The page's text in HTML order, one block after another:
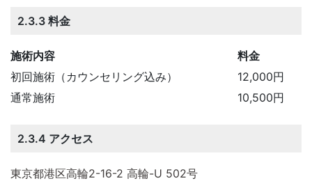
2.3.3 料金
施術内容
料金
初回施術（カウンセリング込み）
12,000円
通常施術
10,500円
2.3.4 アクセス
東京都港区高輪2-16-2 高輪-U 502号